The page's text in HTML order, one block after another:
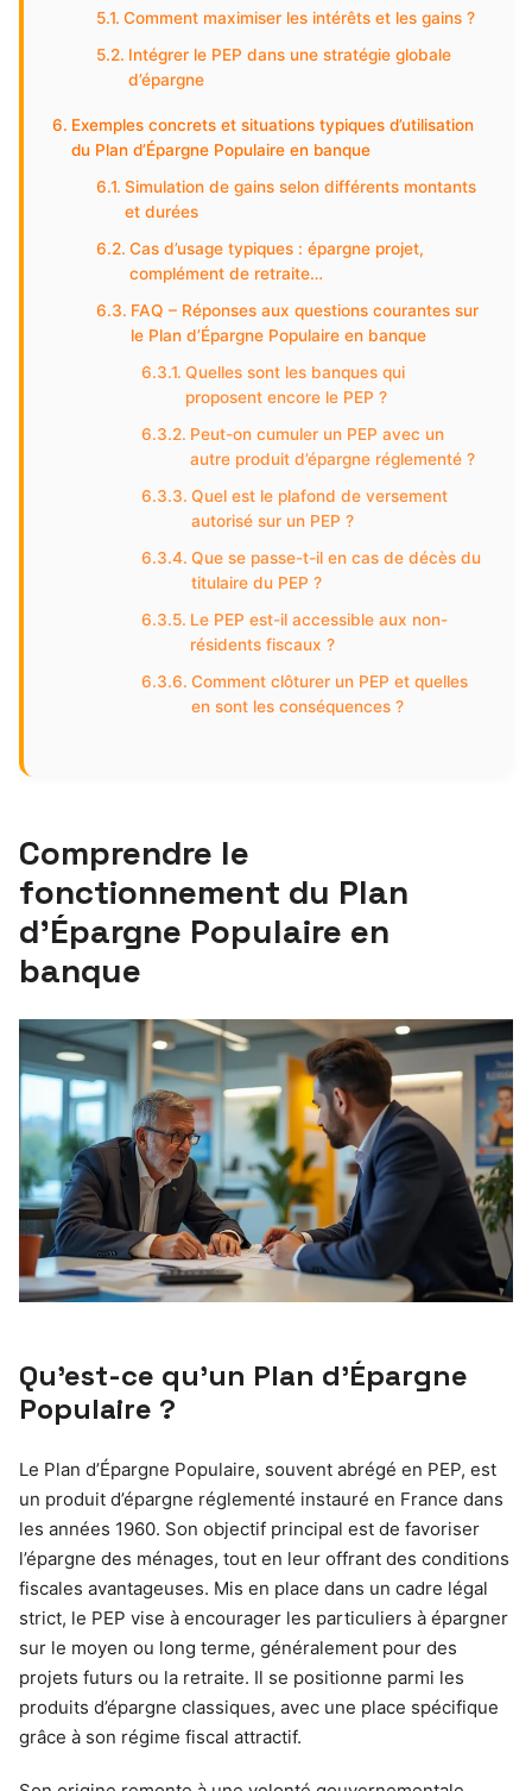
Comment maximiser les intérêts et les gains ?
Intégrer le PEP dans une stratégie globale
d’épargne
Exemples concrets et situations typiques d’utilisation
du Plan d’Épargne Populaire en banque
Simulation de gains selon différents montants
et durées
Cas d’usage typiques : épargne projet,
complément de retraite…
FAQ – Réponses aux questions courantes sur
le Plan d’Épargne Populaire en banque
Quelles sont les banques qui
proposent encore le PEP ?
Peut-on cumuler un PEP avec un
autre produit d’épargne réglementé ?
Quel est le plafond de versement
autorisé sur un PEP ?
Que se passe-t-il en cas de décès du
titulaire du PEP ?
Le PEP est-il accessible aux non-
résidents fiscaux ?
Comment clôturer un PEP et quelles
en sont les conséquences ?
Comprendre le
fonctionnement du Plan
d’Épargne Populaire en
banque
Qu’est-ce qu’un Plan d’Épargne
Populaire ?
Le Plan d’Épargne Populaire, souvent abrégé en PEP, est
un produit d’épargne réglementé instauré en France dans
les années 1960. Son objectif principal est de favoriser
l’épargne des ménages, tout en leur offrant des conditions
fiscales avantageuses. Mis en place dans un cadre légal
strict, le PEP vise à encourager les particuliers à épargner
sur le moyen ou long terme, généralement pour des
projets futurs ou la retraite. Il se positionne parmi les
produits d’épargne classiques, avec une place spécifique
grâce à son régime fiscal attractif.